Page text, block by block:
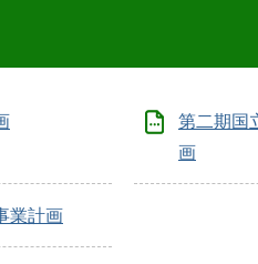
第二期国
画
業計画